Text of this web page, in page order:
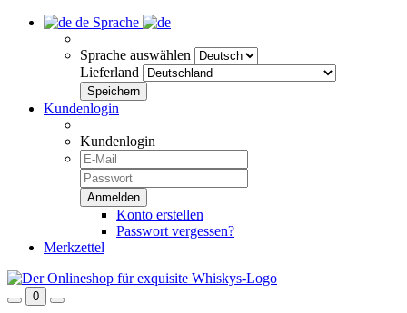
de Sprache
Sprache auswählen
Lieferland
Kundenlogin
Kundenlogin
Konto erstellen
Passwort vergessen?
Merkzettel
0